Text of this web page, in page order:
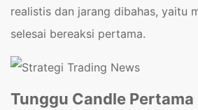
realistis dan jarang dibahas, yaitu
selesai bereaksi pertama.
Tunggu Candle Pertama